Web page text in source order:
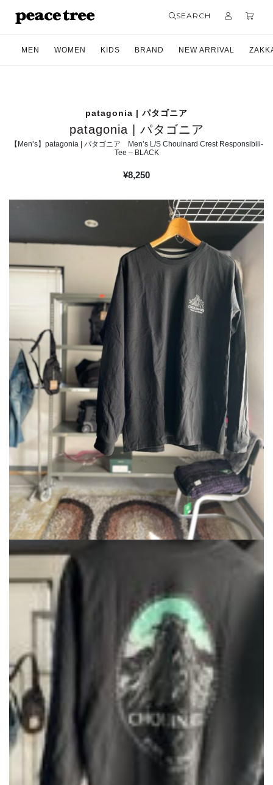
SEARCH
MEN WOMEN KIDS BRAND NEW ARRIVAL
patagonia | パタゴニア
patagonia | パタゴニア
【Men’s】patagonia | パタゴニア Men’s L/S Chouinard Crest Responsibili-
Tee – BLACK
¥8,250